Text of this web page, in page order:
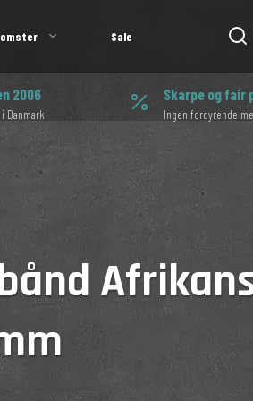
Sale
2006
Danmark
Skarpe og fair
Ingen fordyrende